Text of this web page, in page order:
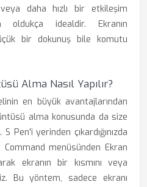
veya daha hızlı bir etkileşim
oldukça idealdir. Ekranın
bir dokunuş bile komutu
Alma Nasıl Yapılır?
en büyük avantajlarından
alma konusunda da size
Pen'i yerinden çıkardığınızda
menüsünden Ekran
ekranın bir kısmını veya
Bu yöntem, sadece ekranı